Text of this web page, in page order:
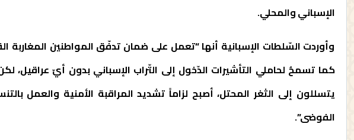
الإسباني والمحلي.
وأوردت السّلطات الإسبانية أنها “تعمل على ضمان تدفّق المواطنين
كما تسمحُ لحاملي التأشيرات الدّخول إلى التّراب الإسباني بدون أيّ عراقيل،
يتسللون إلى الثغر المحتل، أصبح لزاماً تشديد المراقبة الأمنية والعمل
الفوضى”.